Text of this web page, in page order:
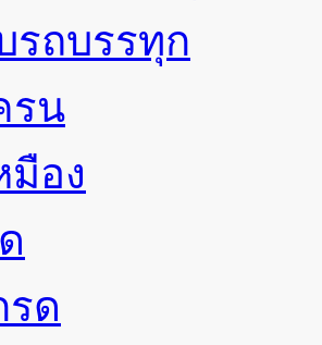
รถบรรทุก
รน
มือง
รด